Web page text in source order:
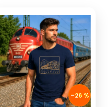
–26 %